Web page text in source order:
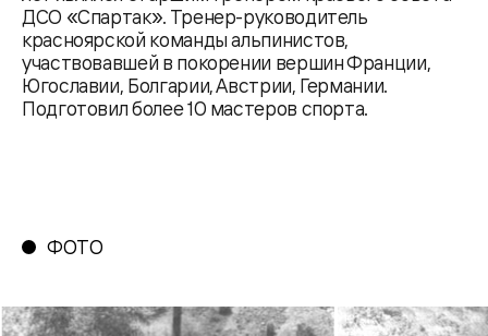
ДСО «Спартак». Тренер-руководитель
красноярской команды альпинистов,
участвовавшей в покорении вершин Франции,
Югославии, Болгарии, Австрии, Германии.
Подготовил более 10 мастеров спорта.
ФОТО